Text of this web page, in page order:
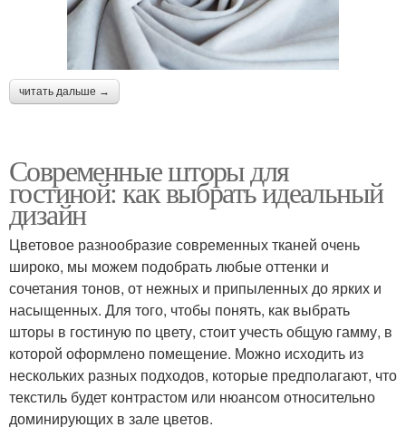
читать дальше →
Современные шторы для
гостиной: как выбрать идеальный
дизайн
Цветовое разнообразие современных тканей очень
широко, мы можем подобрать любые оттенки и
сочетания тонов, от нежных и припыленных до ярких и
насыщенных. Для того, чтобы понять, как выбрать
шторы в гостиную по цвету, стоит учесть общую гамму, в
которой оформлено помещение. Можно исходить из
нескольких разных подходов, которые предполагают, что
текстиль будет контрастом или нюансом относительно
доминирующих в зале цветов.